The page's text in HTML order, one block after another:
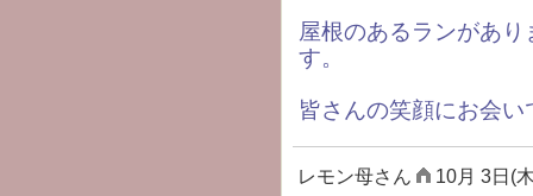
屋根のあるランがあ
す。
皆さんの笑顔にお会
レモン母さん 10月 3日(